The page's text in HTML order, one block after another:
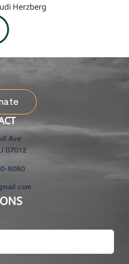
Herzberg
Ave
07012
8080